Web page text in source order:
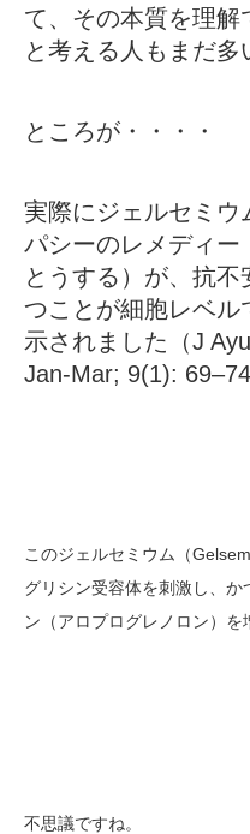
て、その本質を理
と考える人もまだ多
ところが・・・・
実際にジェルセミウ
パシーのレメディー
とうする）が、抗
つことが細胞レベル
示されました（J
Jan-Mar; 9(1): 69–74
このジェルセミウム（
グリシン受容体を刺激し、
ン（アロプログレノロン）を
不思議ですね。